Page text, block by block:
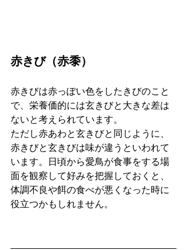
赤きび（赤黍）
赤きびは赤っぽい色をしたきびのこと
で、栄養価的には玄きびと大きな差は
ないと考えられています。
ただし赤あわと玄きびと同じように、
赤きびと玄きびは味が違うといわれて
います。日頃から愛鳥が食事をする場
面を観察して好みを把握しておくと、
体調不良や餌の食べが悪くなった時に
役立つかもしれません。